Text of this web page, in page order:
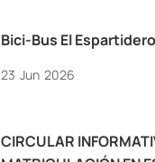
Bici-Bus El
23 Jun 2026
CIRCULAR